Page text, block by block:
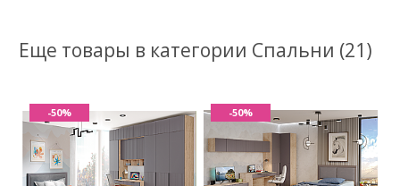
Еще товары в категории Спальни (21)
-50% -50%